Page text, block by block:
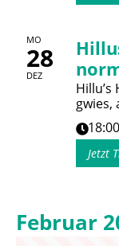
MO
28
DEZ
gwies,
Jetzt
Februar